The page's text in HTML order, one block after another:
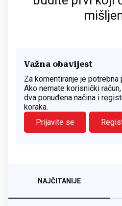
Važna obavijest
Za komentiranje je
Ako nemate korisnički
dva ponuđena načina i
koraka.
Prijavite se
NAJČITANIJE